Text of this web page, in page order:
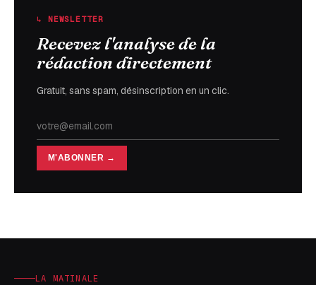
↳ NEWSLETTER
Recevez l'analyse de la
rédaction directement
Gratuit, sans spam, désinscription en un clic.
M'ABONNER →
LA MATINALE